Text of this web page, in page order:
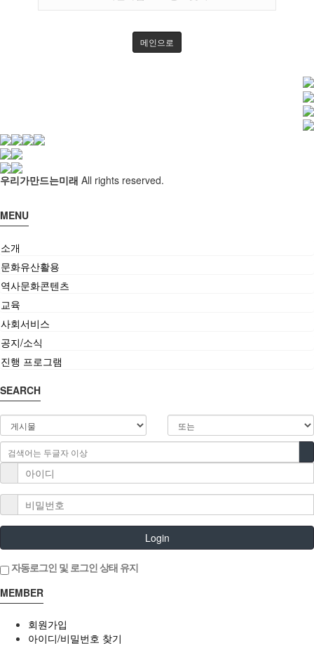
문화유산활용사업
교육
살아있는 역사교육
주제별 실내수업
학교와 함께
사회서비스
사회적기업
사업실적
공지/소식
공지
진행 프로그램
메인으로
우리가만드는미래 All rights reserved.
MENU
소개
문화유산활용
역사문화콘텐츠
교육
사회서비스
공지/소식
진행 프로그램
SEARCH
Login
자동로그인 및 로그인 상태 유지
MEMBER
회원가입
아이디/비밀번호 찾기